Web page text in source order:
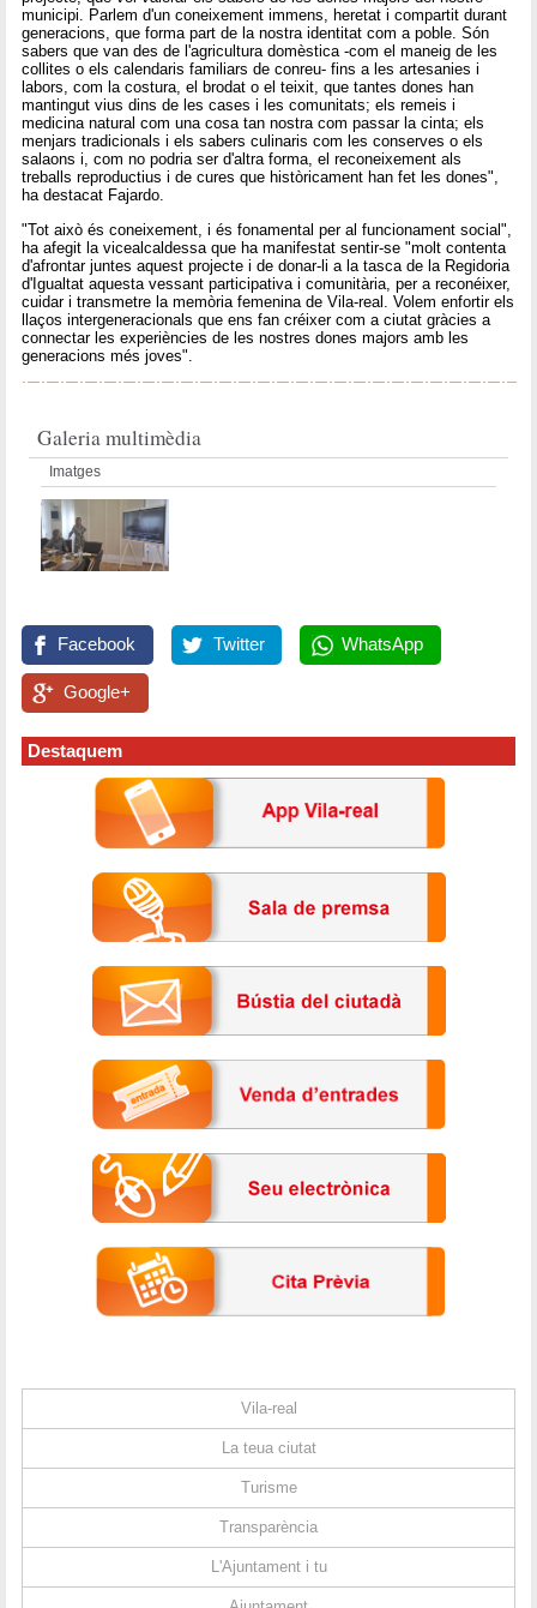
municipi. Parlem d'un coneixement immens, heretat i compartit durant
generacions, que forma part de la nostra identitat com a poble. Són
sabers que van des de l'agricultura domèstica -com el maneig de les
collites o els calendaris familiars de conreu- fins a les artesanies i
labors, com la costura, el brodat o el teixit, que tantes dones han
mantingut vius dins de les cases i les comunitats; els remeis i
medicina natural com una cosa tan nostra com passar la cinta; els
menjars tradicionals i els sabers culinaris com les conserves o els
salaons i, com no podria ser d'altra forma, el reconeixement als
treballs reproductius i de cures que històricament han fet les dones",
ha destacat Fajardo.
"Tot això és coneixement, i és fonamental per al funcionament social",
ha afegit la vicealcaldessa que ha manifestat sentir-se "molt contenta
d'afrontar juntes aquest projecte i de donar-li a la tasca de la Regidoria
d'Igualtat aquesta vessant participativa i comunitària, per a reconéixer,
cuidar i transmetre la memòria femenina de Vila-real. Volem enfortir els
llaços intergeneracionals que ens fan créixer com a ciutat gràcies a
connectar les experiències de les nostres dones majors amb les
generacions més joves".
Galeria multimèdia
Imatges
Facebook Twitter WhatsApp
Google+
Destaquem
Vila-real
La teua ciutat
Turisme
Transparència
L'Ajuntament i tu